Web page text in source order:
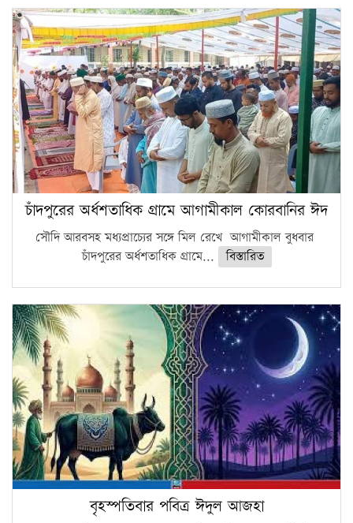
চাঁদপুরের অর্ধশতাধিক গ্রামে আগামীকাল কোরবানির ঈদ
সৌদি আরবসহ মধ্যপ্রাচ্যের সঙ্গে মিল রেখে আগামীকাল বুধবার
চাঁদপুরের অর্ধশতাধিক গ্রামে...
বিস্তারিত
বৃহস্পতিবার পবিত্র ঈদুল আজহা